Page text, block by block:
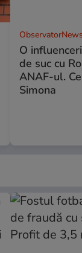
O
de suc cu
ANAF-ul.
Simona